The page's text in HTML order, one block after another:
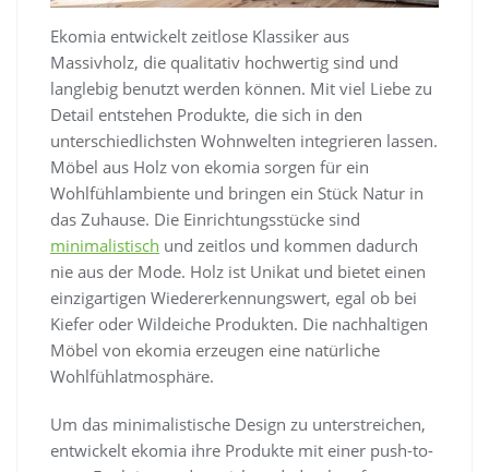
Ekomia entwickelt zeitlose Klassiker aus
Massivholz, die qualitativ hochwertig sind und
langlebig benutzt werden können. Mit viel Liebe zu
Detail entstehen Produkte, die sich in den
unterschiedlichsten Wohnwelten integrieren lassen.
Möbel aus Holz von ekomia sorgen für ein
Wohlfühlambiente und bringen ein Stück Natur in
das Zuhause. Die Einrichtungsstücke sind
minimalistisch und zeitlos und kommen dadurch
nie aus der Mode. Holz ist Unikat und bietet einen
einzigartigen Wiedererkennungswert, egal ob bei
Kiefer oder Wildeiche Produkten. Die nachhaltigen
Möbel von ekomia erzeugen eine natürliche
Wohlfühlatmosphäre.
Um das minimalistische Design zu unterstreichen,
entwickelt ekomia ihre Produkte mit einer push-to-